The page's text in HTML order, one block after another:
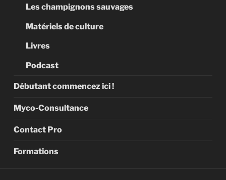
Les champignons sauvages
Matériels de culture
Livres
Podcast
Débutant commencez ici !
Myco-Consultance
Contact Pro
Formations